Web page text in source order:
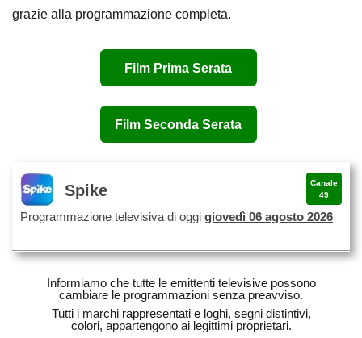
grazie alla programmazione completa.
Film Prima Serata
Film Seconda Serata
Spike
Canale
49
Programmazione televisiva di oggi giovedì 06 agosto 2026
Informiamo che tutte le emittenti televisive possono
cambiare le programmazioni senza preavviso.
Tutti i marchi rappresentati e loghi, segni distintivi,
colori, appartengono ai legittimi proprietari.